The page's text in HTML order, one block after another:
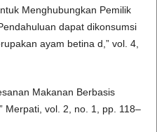
Menghubungkan Pemilik
dapat dikonsumsi
ayam betina d,” vol. 4,
Makanan Berbasis
Merpati, vol. 2, no. 1, pp. 118–